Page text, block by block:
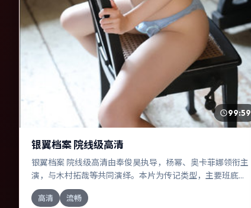
99:59
银翼档案 院线级高清
银翼档案 院线级高清由奉俊昊执导，杨幂、奥卡菲娜领衔主
演，与木村拓哉等共同演绎。本片为传记类型，主要班底与
取景来自德国。两代人的隔阂在故乡小城被慢慢缝合。影片
整体气质温暖，节奏紧凑，人物动机清晰，适合喜欢强情节
高清 流畅